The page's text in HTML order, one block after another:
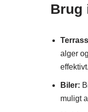
Brug
alger
effektivt.
Biler:
muligt